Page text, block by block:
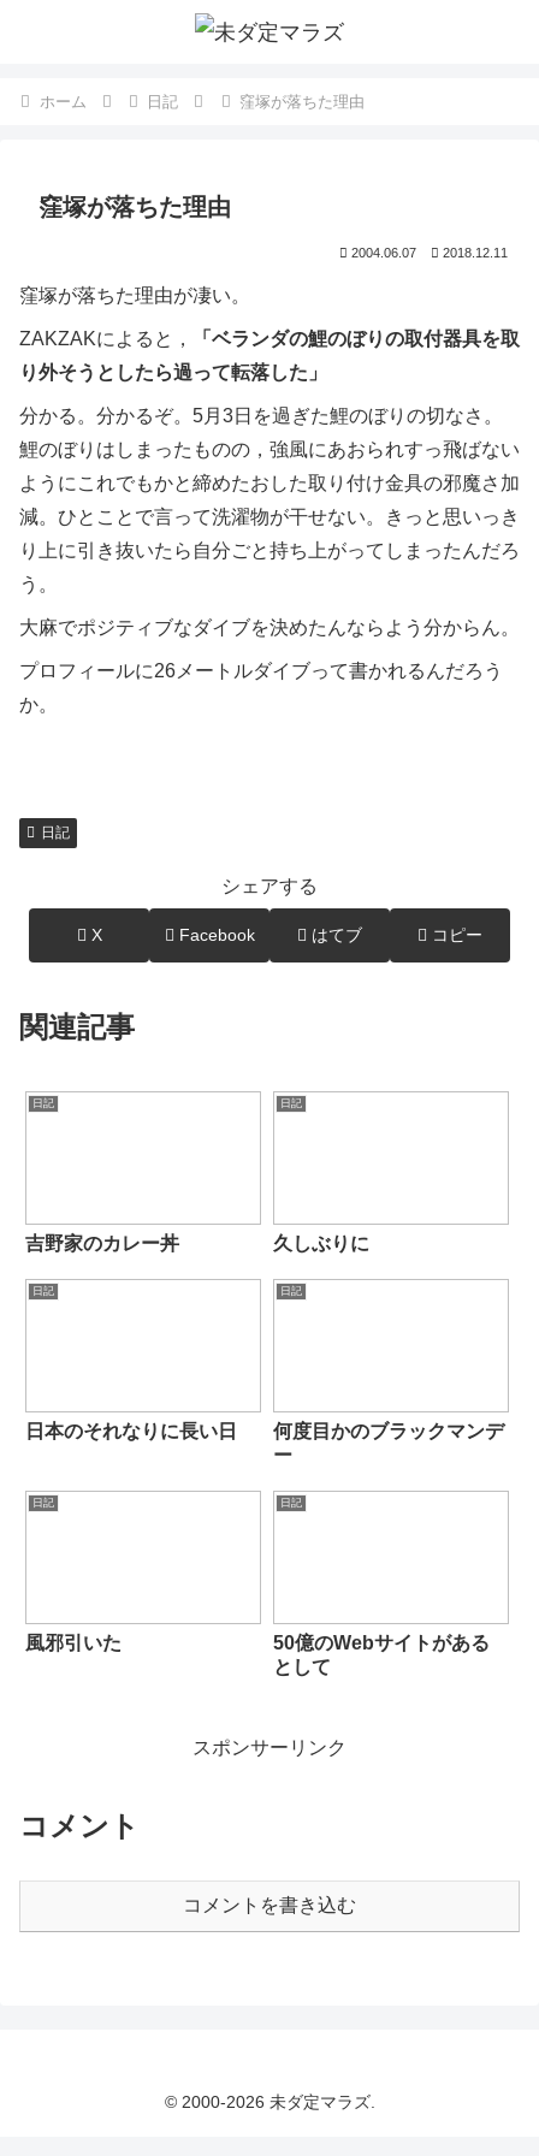
ホーム 日記 窪塚が落ちた理由
窪塚が落ちた理由
2004.06.07 2018.12.11
窪塚が落ちた理由が凄い。
ZAKZAKによると，
「ベランダの鯉のぼりの取付器具を取
り外そうとしたら過って転落した」
分かる。分かるぞ。5月3日を過ぎた鯉のぼりの切なさ。
鯉のぼりはしまったものの，強風にあおられすっ飛ばない
ようにこれでもかと締めたおした取り付け金具の邪魔さ加
減。ひとことで言って洗濯物が干せない。きっと思いっき
り上に引き抜いたら自分ごと持ち上がってしまったんだろ
う。
大麻でポジティブなダイブを決めたんならよう分からん。
プロフィールに26メートルダイブって書かれるんだろう
か。
日記
シェアする
X Facebook はてブ コピー
関連記事
日記
吉野家のカレー丼
日記
久しぶりに
日記
日本のそれなりに長い日
日記
何度目かのブラックマンデ
ー
日記
風邪引いた
日記
50億のWebサイトがある
として
スポンサーリンク
コメント
コメントを書き込む
© 2000-2026 未ダ定マラズ.